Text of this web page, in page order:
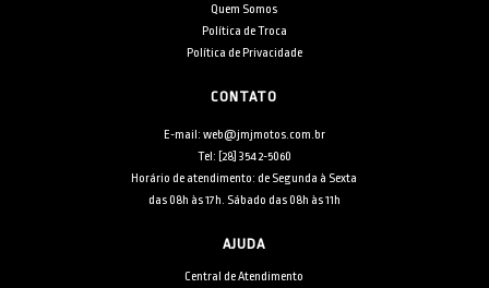
Quem Somos
Política de Troca
Política de Privacidade
CONTATO
E-mail: web@jmjmotos.com.br
Tel: [28] 3542-5060
Horário de atendimento: de Segunda à Sexta
das 08h às 17h. Sábado das 08h às 11h
AJUDA
Central de Atendimento